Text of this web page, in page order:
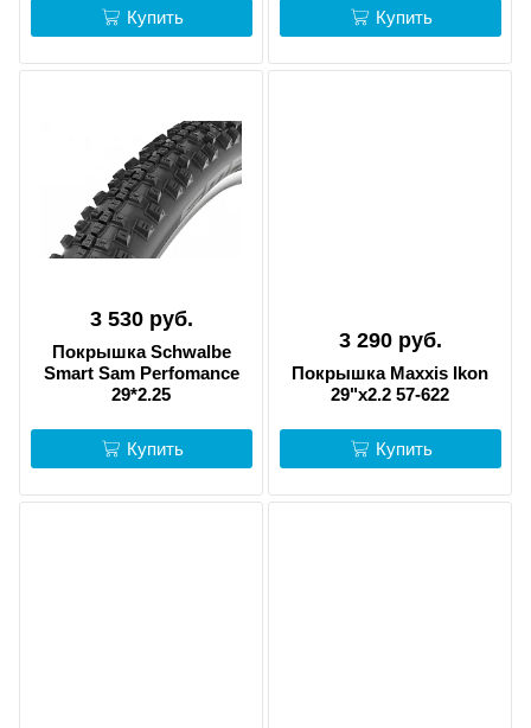
Купить Купить
3 530 руб.
Покрышка Schwalbe
Smart Sam Perfomance
29*2.25
Купить
3 290 руб.
Покрышка Maxxis Ikon
29"x2.2 57-622
Купить